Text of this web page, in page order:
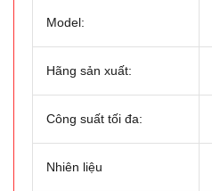
Model:
Hãng sản xuất:
Công suất tối đa:
Nhiên liệu